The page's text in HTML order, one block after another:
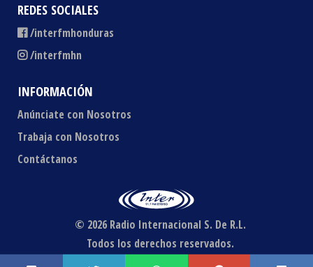
REDES SOCIALES
/interfmhonduras
/interfmhn
INFORMACIÓN
Anúnciate con Nosotros
Trabaja con Nosotros
Contáctanos
© 2026 Radio Internacional S. De R.L.
Todos los derechos reservados.